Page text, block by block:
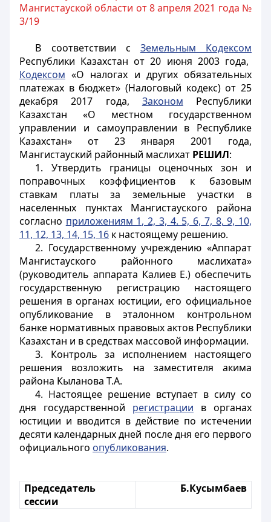
Мангистауской области от 8 апреля 2021 года №
3/19
В соответствии с Земельным Кодексом
Республики Казахстан от 20 июня 2003 года,
Кодексом «О налогах и других обязательных
платежах в бюджет» (Налоговый кодекс) от 25
декабря 2017 года, Законом Республики
Казахстан «О местном государственном
управлении и самоуправлении в Республике
Казахстан» от 23 января 2001 года,
Мангистауский районный маслихат РЕШИЛ:
1. Утвердить границы оценочных зон и
поправочных коэффициентов к базовым
ставкам платы за земельные участки в
населенных пунктах Мангистауского района
согласно приложениям 1, 2, 3, 4. 5, 6, 7, 8, 9, 10,
11, 12, 13, 14, 15, 16 к настоящему решению.
2. Государственному учреждению «Аппарат
Мангистауского районного маслихата»
(руководитель аппарата Калиев Е.) обеспечить
государственную регистрацию настоящего
решения в органах юстиции, его официальное
опубликование в эталонном контрольном
банке нормативных правовых актов Республики
Казахстан и в средствах массовой информации.
3. Контроль за исполнением настоящего
решения возложить на заместителя акима
района Кыланова Т.А.
4. Настоящее решение вступает в силу со
дня государственной регистрации в органах
юстиции и вводится в действие по истечении
десяти календарных дней после дня его первого
официального опубликования.
Председатель
сессии
Б.Кусымбаев